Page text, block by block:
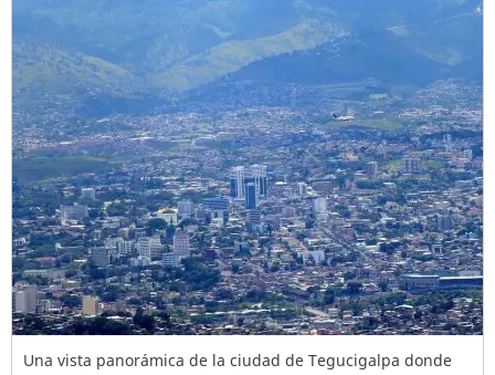
Una vista panorámica de la ciudad de Tegucigalpa donde